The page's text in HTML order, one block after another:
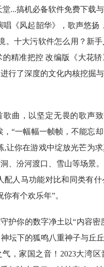
...搞机必备软件免费下载
《风起韶华》，歌声悠扬
。十大污软件怎么用？新
精准把控 改编版《大花
行了深度的文化内核挖掘
曲，以坚定无畏的歌声
“一幅幅一帧帧，不能忘
,让你在游戏中绽放光芒为
、汾河渡口、雪山等场景
配人马功能对比和同类有
有个欢乐年”。
护你的数字净土以“内容密
坛下的狐鸣八重神子与丘
，家国之音！2023大湾